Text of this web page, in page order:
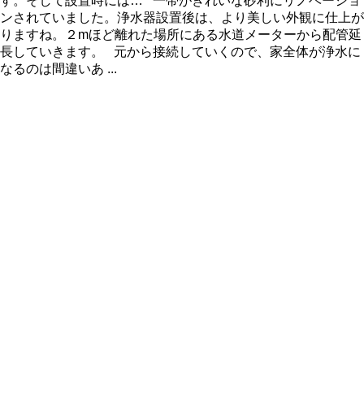
ンされていました。浄水器設置後は、より美しい外観に仕上が
りますね。２mほど離れた場所にある水道メーターから配管延
長していきます。 元から接続していくので、家全体が浄水に
なるのは間違いあ ...